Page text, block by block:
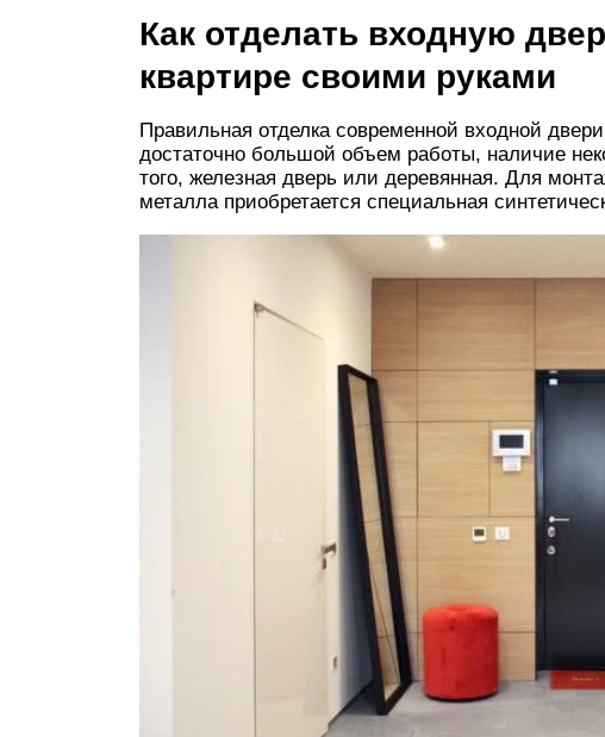
Как отделать входную
квартире своими руками
Правильная отделка современной входной
достаточно большой объем работы, наличие
того, железная дверь или деревянная. Для
металла приобретается специальная